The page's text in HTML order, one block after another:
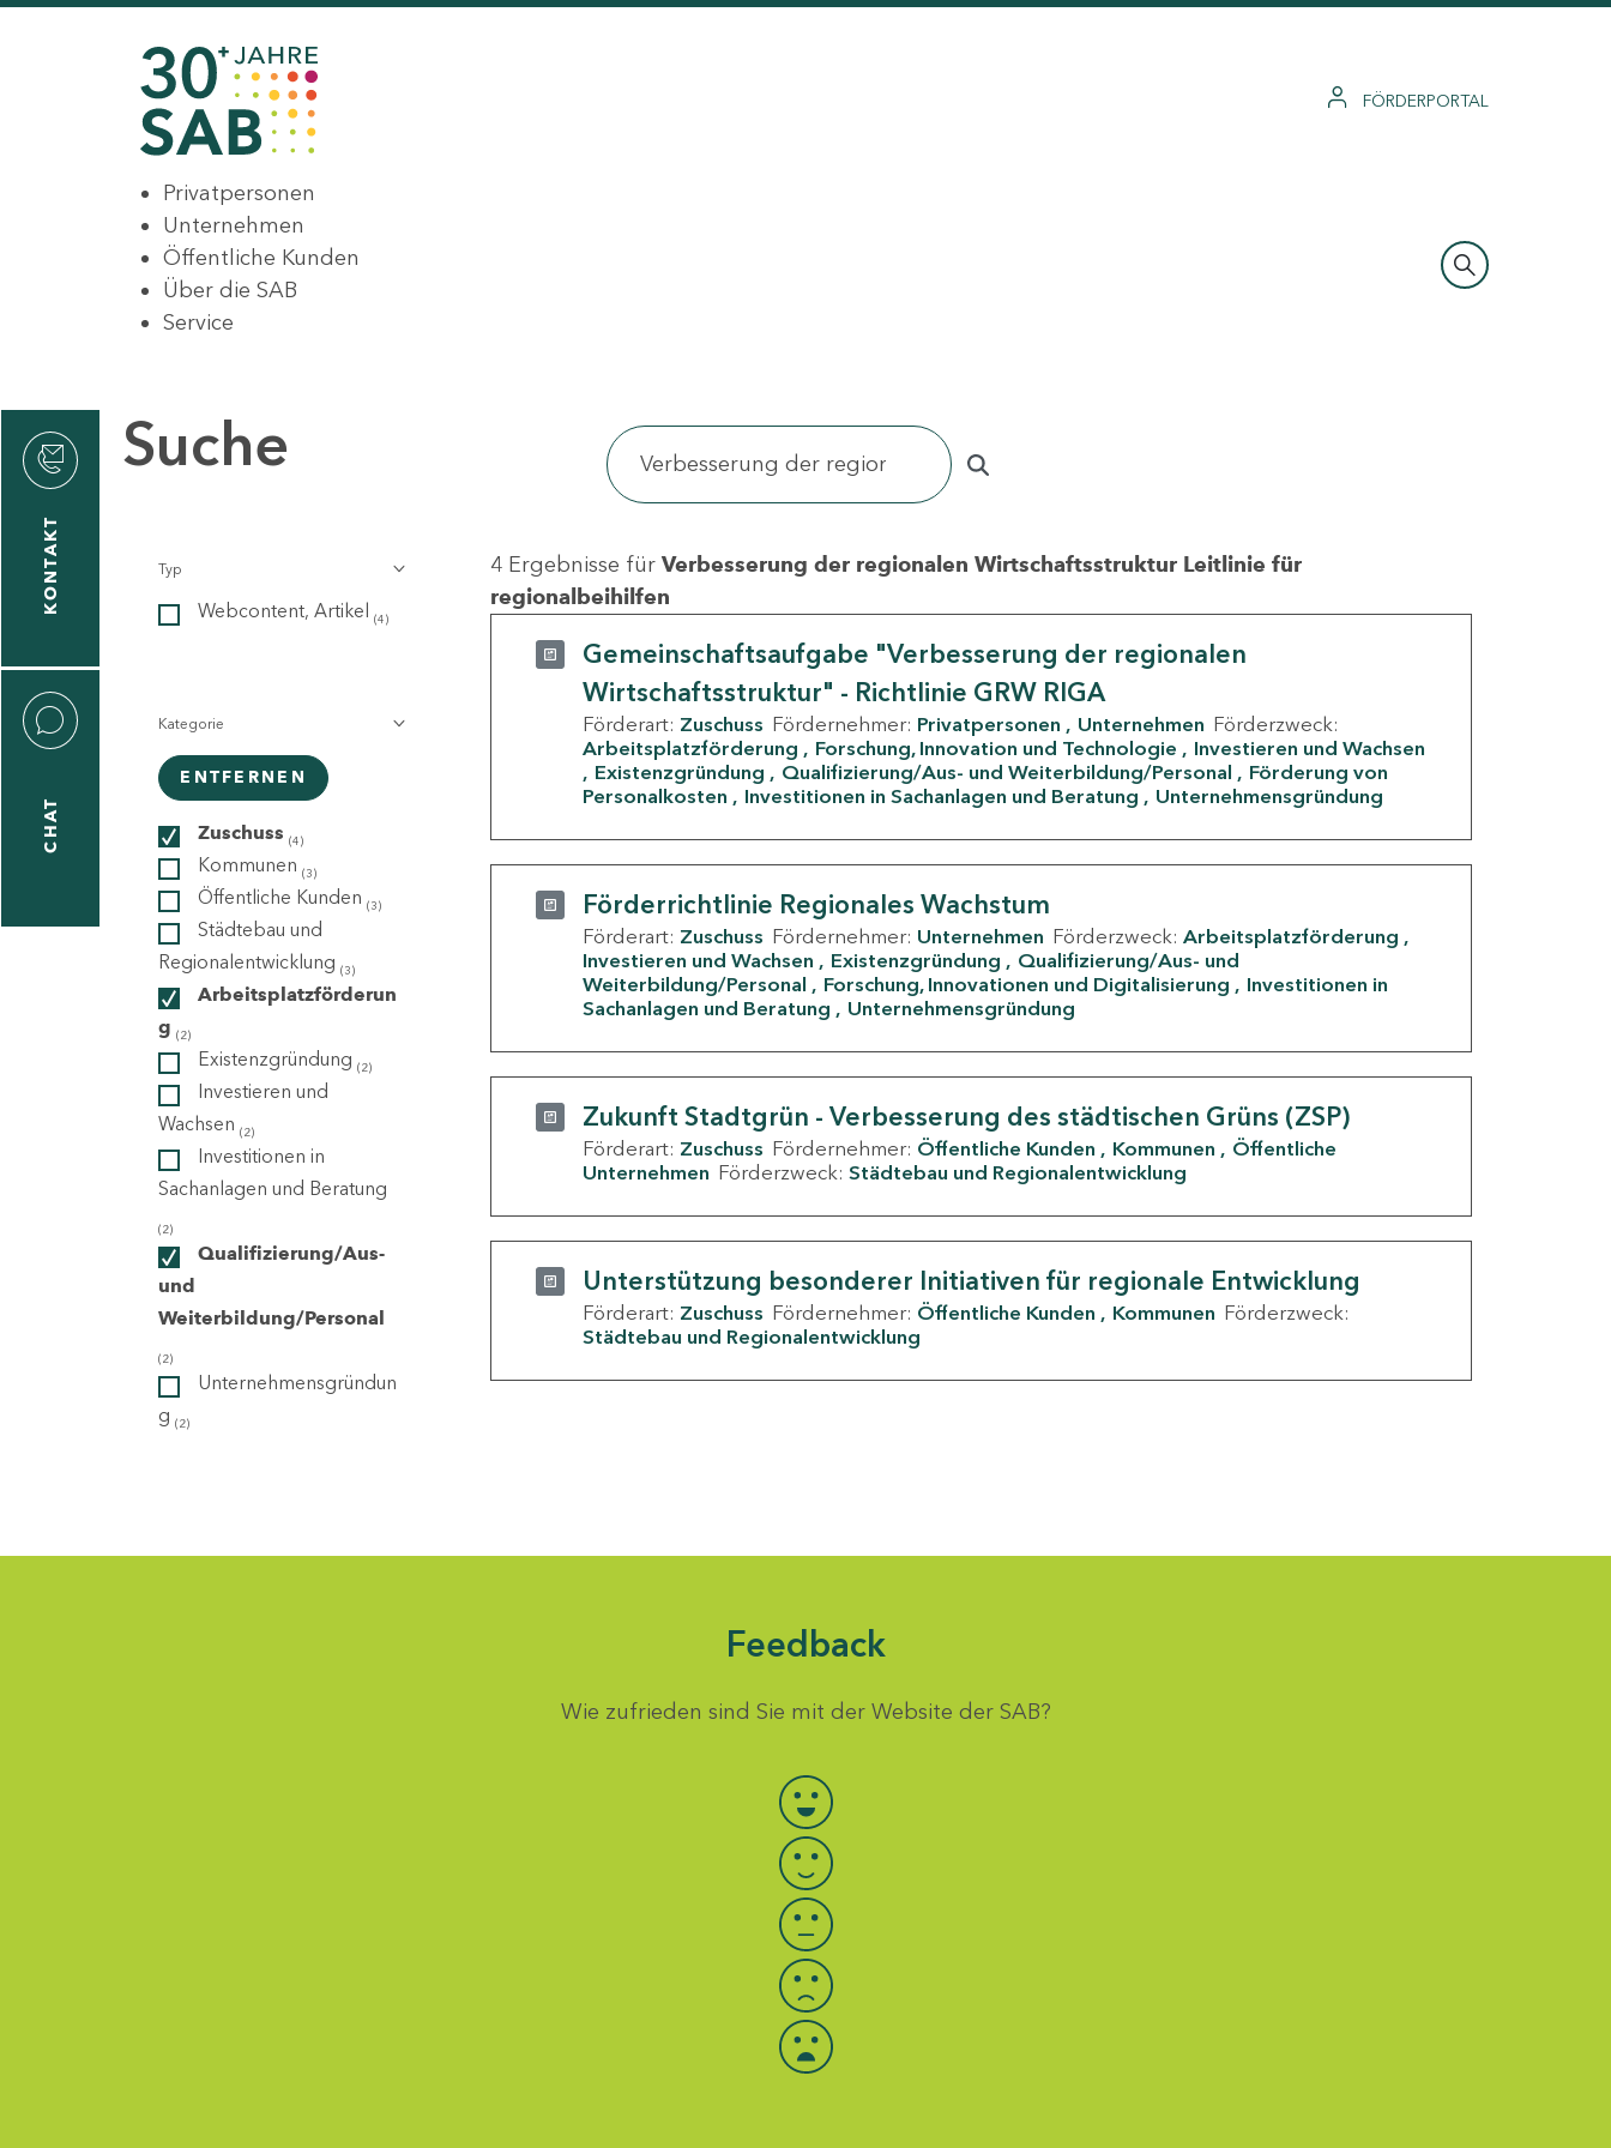
FÖRDERPORTAL
Privatpersonen
Unternehmen
Öffentliche Kunden
Über die SAB
Service
KONTAKT
CHAT
Suche
Typ
Webcontent, Artikel (4)
Kategorie
ENTFERNEN
Zuschuss (4)
Kommunen (3)
Öffentliche Kunden (3)
Städtebau und
Regionalentwicklung (3)
Arbeitsplatzförderun
g (2)
Existenzgründung (2)
Investieren und
Wachsen (2)
Investitionen in
Sachanlagen und Beratung
(2)
Qualifizierung/Aus-
und
Weiterbildung/Personal
(2)
Unternehmensgründun
g (2)
4 Ergebnisse für Verbesserung der regionalen Wirtschaftsstruktur Leitlinie für
regionalbeihilfen
Gemeinschaftsaufgabe "Verbesserung der regionalen
Wirtschaftsstruktur" - Richtlinie GRW RIGA
Förderart: Zuschuss Fördernehmer: Privatpersonen Unternehmen Förderzweck:
Arbeitsplatzförderung
Forschung, Innovation und Technologie
Investieren und Wachsen
Existenzgründung
Qualifizierung/Aus- und Weiterbildung/Personal
Förderung von
Personalkosten
Investitionen in Sachanlagen und Beratung Unternehmensgründung
Förderrichtlinie Regionales Wachstum
Förderart: Zuschuss Fördernehmer: Unternehmen Förderzweck: Arbeitsplatzförderung
Investieren und Wachsen
Existenzgründung
Qualifizierung/Aus- und
Weiterbildung/Personal
Forschung, Innovationen und Digitalisierung
Investitionen in
Sachanlagen und Beratung
Unternehmensgründung
Zukunft Stadtgrün - Verbesserung des städtischen Grüns (ZSP)
Förderart: Zuschuss Fördernehmer: Öffentliche Kunden Kommunen
Öffentliche
Unternehmen Förderzweck: Städtebau und Regionalentwicklung
Unterstützung besonderer Initiativen für regionale Entwicklung
Förderart: Zuschuss Fördernehmer: Öffentliche Kunden Kommunen Förderzweck:
Städtebau und Regionalentwicklung
Feedback
Wie zufrieden sind Sie mit der Website der SAB?
Bewertung auswählen